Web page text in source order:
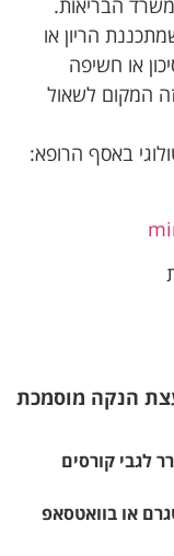
משרד הבריאות.
הריון או
או חשיפה
המקום לשאול
באסף הרופא:
הנקה מוסמכת
לגבי קורסים
או בוואטסאפ